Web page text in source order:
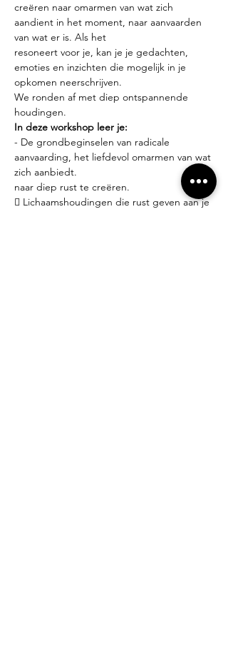
creëren naar omarmen van wat zich
aandient in het moment, naar aanvaarden
van wat er is. Als het
resoneert voor je, kan je je gedachten,
emoties en inzichten die mogelijk in je
opkomen neerschrijven.
We ronden af met diep ontspannende
houdingen.
In deze workshop leer je:
- De grondbeginselen van radicale
aanvaarding, het liefdevol omarmen van wat
zich aanbiedt.
naar diep rust te creëren.
 Lichaamshoudingen die rust geven aan je